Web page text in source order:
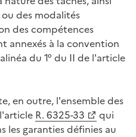
des modalités
des compétences
annexés à la convention
du 1° du II de l'article
en outre, l'ensemble des
R. 6325-33
qui
les garanties définies au